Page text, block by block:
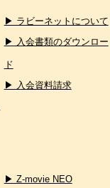
▶ ラビーネットについて
▶ 入会書類のダウンロー
ド
▶ 入会資料請求
▶ Z-movie NEO